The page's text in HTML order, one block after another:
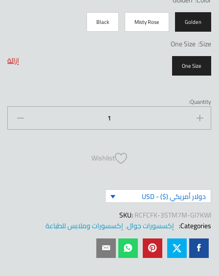
Golden
Misty Rose
Black
Size
:
One Size
One Size إزالة
حامل
للهاتف
الجوال
Quantity:
Wishlist
دولار أمريكي ($) - USD
SKU:RCFCFK-3STM7M-GI7KWI
Categories: إكسسورات جوال, إكسسورات وملابس للطباعة